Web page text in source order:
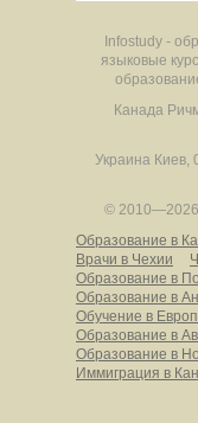
Infostudy -
языковые
Канада
Украина Киев,
© 2010—2026
Образование в
Врачи в Чехии
Образование в
Образование в
Обучение в
Образование в
Образование в
Иммиграция в